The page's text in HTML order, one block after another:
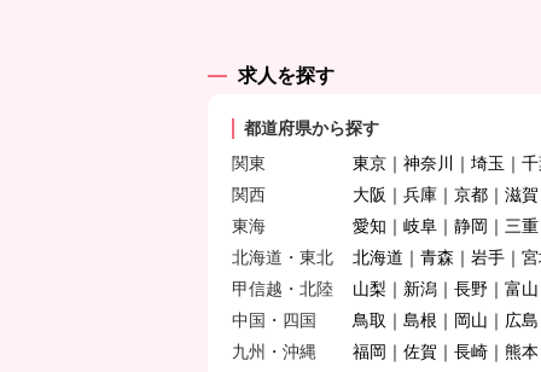
求人を探す
都道府県から探す
関東
東京 神奈川 埼玉
関西
大阪 兵庫 京都
滋賀
東海
愛知 岐阜 静岡
三重
北海道・東北
北海道 青森 岩手
甲信越・北陸
山梨 新潟 長野
富山
中国・四国
鳥取 島根 岡山
広島
九州・沖縄
福岡 佐賀 長崎 熊本